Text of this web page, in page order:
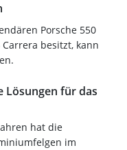
Porsche 550
besitzt, kann
Lösungen für das
hat die
im